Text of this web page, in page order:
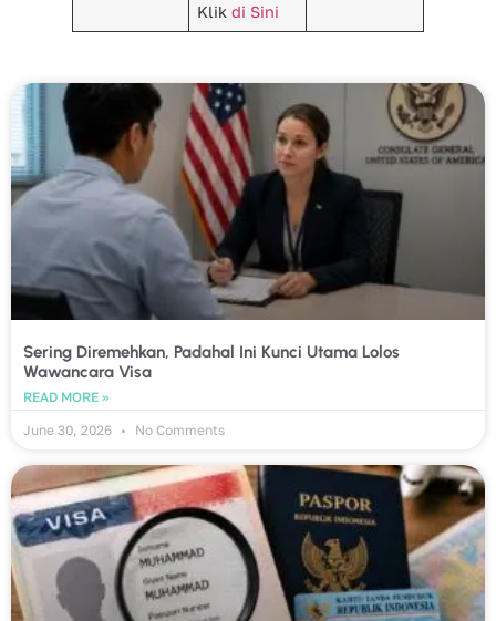
Klikdi Sini
Sering Diremehkan, Padahal Ini Kunci Utama Lolos
Wawancara Visa
READ MORE »
June 30, 2026
No Comments